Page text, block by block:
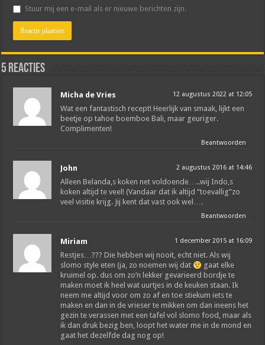
Stuur mij een e-mail als er nieuwe berichten zijn.
5 reacties
Micha de Vries 12 augustus 2022 at 12:05
Wat een fantastisch recept! Heerlijk van smaak, lijkt een
beetje op tahoe boemboe Bali, maar geuriger.
Complimenten!
Beantwoorden
John 2 augustus 2016 at 14:46
Alleen Belanda,s koken net voldoende…..wij Indo,s
koken altijd te veel! (Vandaar dat ik altijd “toevallig”zo
veel visitie krijg. Jij kent dat vast ook wel….
Beantwoorden
Miriam 1 december 2015 at 16:09
Restjes…??? Die hebben wij nooit, echt niet. Als wij
slomo style eten (ja, zo noemen wij dat
gaat elke
kruimel op. dus om zo’n lekker gevarieerd bordje te
maken moet ik heel wat uurtjes in de keuken staan. Ik
neem me altijd voor om zo af en toe stiekum iets te
maken en dan in de vrieser te mikken om dan ineens het
gezin te verassen met een tafel vol slomo food, maar als
ik dan druk bezig ben, loopt het water me in de mond en
gaat het dezelfde dag nog op!